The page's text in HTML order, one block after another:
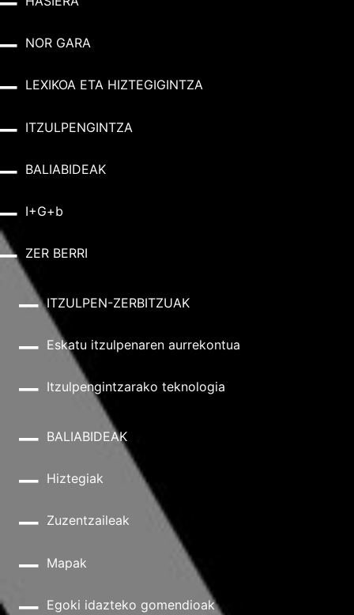
NOR GARA
LEXIKOA ETA HIZTEGIGINTZA
ITZULPENGINTZA
BALIABIDEAK
I+G+b
ZER BERRI
ITZULPEN-ZERBITZUAK
Eskatu itzulpenaren aurrekontua
Itzulpengintzarako teknologia
BALIABIDEAK
Hiztegiak
Zuzentzaileak
Mapak
Egoki idazteko gomendioak